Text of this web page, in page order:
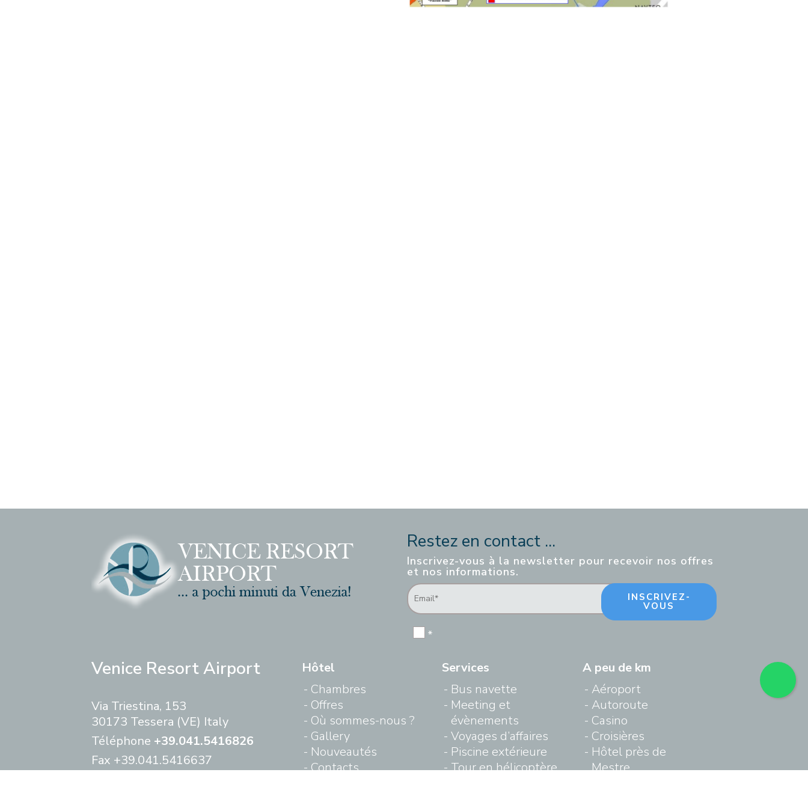
Restez en contact ...
Inscrivez-vous à la newsletter pour recevoir nos offres
et nos informations.
*
INSCRIVEZ-
VOUS
Venice Resort Airport
Via Triestina, 153
30173 Tessera (VE) Italy
Téléphone +39.041.5416826
Fax +39.041.5416637
Hôtel
Chambres
Offres
Où sommes-nous ?
Gallery
Nouveautés
Contacts
Services
Bus navette
Meeting et
évènements
Voyages d’affaires
Piscine extérieure
Tour en hélicoptère
A peu de km
Aéroport
Autoroute
Casino
Croisières
Hôtel près de
Mestre